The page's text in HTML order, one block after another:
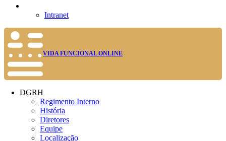
Intranet
VIDA FUNCIONAL ONLINE
DGRH
Regimento Interno
História
Diretores
Equipe
Localização